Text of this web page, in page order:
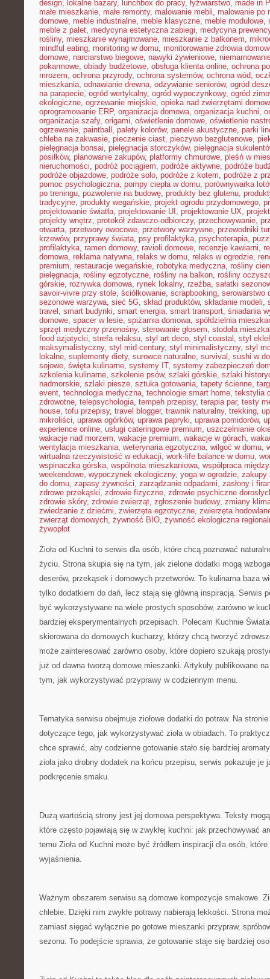
design, lokalne bazary, lunchbox do pracy, łyżwiarstwo, made in
małe mieszkanie, małe remonty, malowanie mebli, malowanie po
domowe, meble industrialne, meble klasyczne, meble modułowe,
meble z palet, medycyna estetyczna zabiegi, medycyna
rośliny, mieszkanie wynajmowane, mieszkanie z balkonem,
mindful eating, monitoring w domu, monitorowanie zdrowia
domowe, narciarstwo biegowe, nawyki żywieniowe,
pokarmowe, obiady budżetowe, obsługa klienta online, ochrona
mrozem, ochrona przyrody, ochrona systemów, ochrona wód,
mieszkania, odnawianie drewna, odżywianie seniorów, ogród
na parapecie, ogród wertykalny, ogród wypoczynkowy, ogród
ekologiczne, ogrzewanie miejskie, opieka nad zwierzętami
oprogramowanie ERP, organizacja domowa, organizacja kuchni,
organizacja szafy, origami, oświetlenie domowe, oświetlenie
ogrzewanie, paintball , palety kolorów, panele akustyczne, parki
chleba na zakwasie, pieczenie ciast, pieczywo bezglutenowe,
pielęgnacja bonsai, pielęgnacja storczyków, pielęgnacja
posiłków, planowanie zakupów, platformy chmurowe, pleśń w
nieruchomości, podróż pociągiem, podróże aktywne, podróże
podróże objazdowe, podróże solo, podróże z kotem, podróże z
pomoc psychologiczna, pompy ciepła w domu, porównywarka
po treningu, pozwolenie na budowę, produkty bez glutenu,
tradycyjne, produkty wegańskie, projekt ogrodu przydomowego,
projektowanie światła, projektowanie UI , projektowanie UX,
projekty wnętrz, protokół zdawczo-odbiorczy, przechowywanie,
otwarta, przetwory owocowe, przetwory warzywne, przewodniki
krzewów, przyprawy świata, psy profilaktyka, psychoterapia,
profilaktyka, ramen domowy, ravioli domowe, recenzje kawiarni,
domowa, reklama natywna, relaks w domu, relaks w ogrodzie,
premium, restauracje wegańskie, robotyka medyczna, rośliny
pielęgnacja, rośliny egzotyczne, rośliny na balkon, rośliny
górskie, rozrywka domowa, rynek lokalny, rzeźba, sałatki
savoir-vivre przy stole, ściółkowanie, scrapbooking, serowarstwo
sezonowe warzywa, sieć 5G, skład produktów, składanie modeli,
travel , smart budynki, smart energia, smart transport, śniadania
domowe, spacer w lesie, spiżarnia domowa, spółdzielnia
sprzęt medyczny przenośny, sterowanie głosem, stodoła
food azjatycki, strefa relaksu, styl art deco, styl coastal , styl
maksymalistyczny, styl mid-century, styl minimalistyczny, styl
lokalne, suplementy diety, surowce naturalne, survival , sushi w
sojowe, święta kulinarne, systemy IT, systemy zabezpieczeń
szkolenia kulinarne, szkolenie psów, szlaki górskie, szlaki
nadmorskie, szlaki piesze, sztuka gotowania, tapety ścienne,
event, technologia medyczna, technologie smart home, tekstylia
zdrowotne, telepsychologia, tempeh przepisy, terapia par, testy
house, tofu przepisy, travel blogger, trawnik naturalny, trekking,
mikroliści, uprawa ogórków, uprawa papryki, uprawa pomidorów,
experience online, usługi cateringowe premium, uszczelnianie
wakacje nad morzem, wakacje premium, wakacje w górach,
wentylacja mieszkania, weterynaria egzotyczna, wilgoć w domu,
wirtualna rzeczywistość w edukacji, work-life balance w domu,
wspinaczka górska, wspólnota mieszkaniowa, współpraca
weekendowe, wypoczynek ekologiczny, yoga w ogrodzie, zakupy
do domu, zapasy żywności, zarządzanie odpadami, zasłony i
zdrowe przekąski, zdrowie fizyczne, zdrowie psychiczne
zdrowie skóry, zdrowie zwierząt, zgłoszenie budowy, zmiany
zwiedzanie z dziećmi, zwierzęta egzotyczne, zwierzęta
zwierząt domowych, żywność BIO, żywność ekologiczna
żywopłot
Zioła od Kuchni to serwis dla osób, które chcą poznawać
życiu. Strona skupia się na tym, jak zielone dodatki mogą
deserów, przekąsek i domowych przetworów. To kulinarna baza
tylko dodatkiem do dań, lecz stają się główną inspiracją. Serwis
być wykorzystywane na wiele prostych sposobów, zarówno w
bardziej eksperymentalnych przepisach. Polecam Kuchnie
skierowana do domowych kucharzy, którzy chcą tworzyć
może zainteresować zarówno osoby, które dopiero szukają
już od dawna tworzą domowe mieszanki. Artykuły publikowane
tym, jak wykorzystywać przyprawy w codziennym menu.
Tematyka serwisu obejmuje ziołowe dodatki do potraw. Na
dotyczące tego, jak wykorzystywać zioła w obiadach. To
chce sprawić, aby codzienne gotowanie stało się bardziej
zioła jako drobny dodatek na końcu przepisu, serwis pokazuje je
podkręcenie smaku.
Dużą wartością strony jest jej domowa perspektywa. Teksty
które często pojawiają się w zwykłej kuchni: jak przechowywać
temu Zioła od Kuchni może być źródłem inspiracji dla osób,
wyjaśnienia.
Ważnym obszarem serwisu są domowe kompozycje smakowe.
chlebie. Dzięki nim zwykłe potrawy nabierają lekkości. Strona
zamiast sięgać wyłącznie po gotowe mieszanki przypraw,
sezonu. To podejście sprawia, że gotowanie staje się bardziej